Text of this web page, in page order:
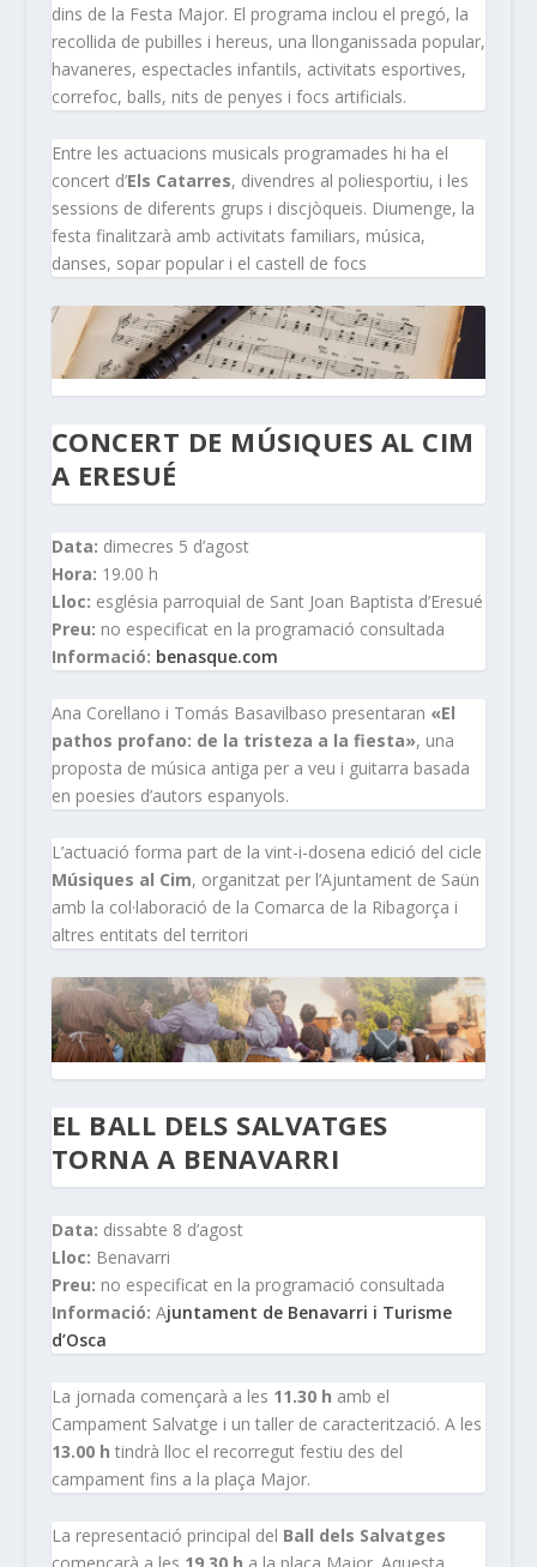
dins de la Festa Major. El programa inclou el pregó, la
recollida de pubilles i hereus, una llonganissada popular,
havaneres, espectacles infantils, activitats esportives,
correfoc, balls, nits de penyes i focs artificials.
Entre les actuacions musicals programades hi ha el
concert d’Els Catarres, divendres al poliesportiu, i les
sessions de diferents grups i discjòqueis. Diumenge, la
festa finalitzarà amb activitats familiars, música,
danses, sopar popular i el castell de focs
CONCERT DE MÚSIQUES AL CIM
A ERESUÉ
Data: dimecres 5 d’agost
Hora: 19.00 h
Lloc: església parroquial de Sant Joan Baptista d’Eresué
Preu: no especificat en la programació consultada
Informació: benasque.com
Ana Corellano i Tomás Basavilbaso presentaran «El
pathos profano: de la tristeza a la fiesta», una
proposta de música antiga per a veu i guitarra basada
en poesies d’autors espanyols.
L’actuació forma part de la vint-i-dosena edició del cicle
Músiques al Cim, organitzat per l’Ajuntament de Saün
amb la col·laboració de la Comarca de la Ribagorça i
altres entitats del territori
EL BALL DELS SALVATGES
TORNA A BENAVARRI
Data: dissabte 8 d’agost
Lloc: Benavarri
Preu: no especificat en la programació consultada
Informació: Ajuntament de Benavarri i Turisme
d’Osca
La jornada començarà a les 11.30 h amb el
Campament Salvatge i un taller de caracterització. A les
13.00 h tindrà lloc el recorregut festiu des del
campament fins a la plaça Major.
La representació principal del Ball dels Salvatges